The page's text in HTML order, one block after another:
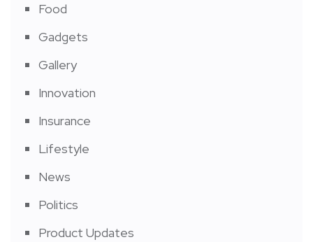
Food
Gadgets
Gallery
Innovation
Insurance
Lifestyle
News
Politics
Product Updates